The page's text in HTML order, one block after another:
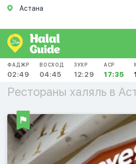
Астана
ФАДЖР
02:49
ВОСХОД
04:45
ЗУХР
12:29
АСР
17:35
Рестораны халяль в